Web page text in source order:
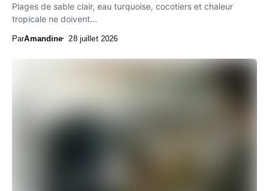
Plages de sable clair, eau turquoise, cocotiers et chaleur
tropicale ne doivent...
ParAmandine 28 juillet 2026